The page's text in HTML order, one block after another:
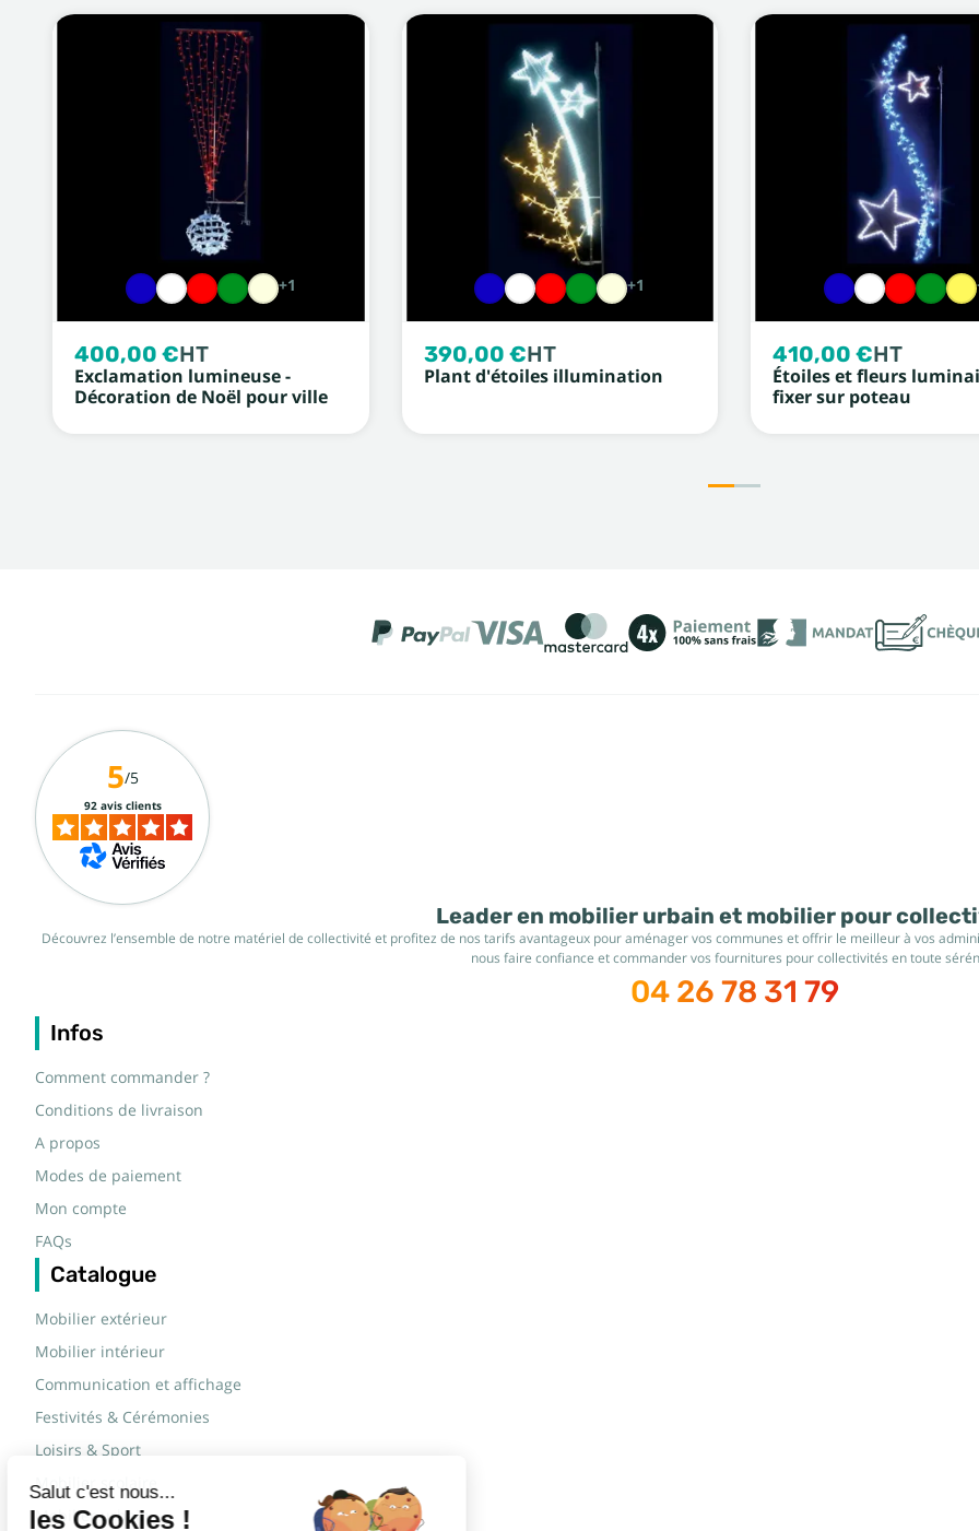
+1
400,00 €HT
Exclamation lumineuse -
Décoration de Noël pour ville
+1
390,00 €HT
Plant d'étoiles illumination
410,00 €HT
Étoiles et fleurs
fixer sur poteau
Leader en mobilier urbain et mobilier pour
Découvrez l’ensemble de notre matériel de collectivité et profitez de nos tarifs avantageux pour aménager vos communes et offrir le meilleur à vos
nous faire confiance et commander vos fournitures pour collectivités en toute
04 26 78 31 79
Infos
Comment commander ?
Conditions de livraison
A propos
Modes de paiement
Mon compte
FAQs
Catalogue
Mobilier extérieur
Mobilier intérieur
Communication et affichage
Festivités & Cérémonies
Loisirs & Sport
Mobilier scolaire
Mobilier urbain
5/5
92 avis clients